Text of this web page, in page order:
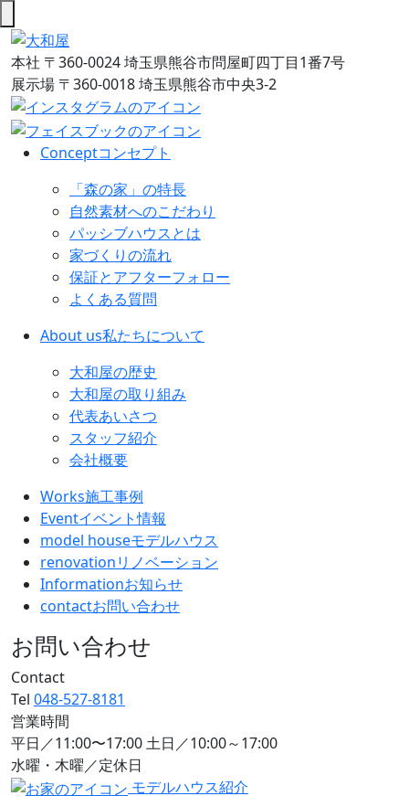
本社 〒360-0024 埼玉県熊谷市問屋町四丁目1番7号
展示場 〒360-0018 埼玉県熊谷市中央3-2
Conceptコンセプト
「森の家」の特長
自然素材へのこだわり
パッシブハウスとは
家づくりの流れ
保証とアフターフォロー
よくある質問
About us私たちについて
大和屋の歴史
大和屋の取り組み
代表あいさつ
スタッフ紹介
会社概要
Works施工事例
Eventイベント情報
model houseモデルハウス
renovationリノベーション
Informationお知らせ
contactお問い合わせ
お問い合わせ
Contact
Tel 048-527-8181
営業時間
平日／11:00〜17:00 土日／10:00～17:00
水曜・木曜／定休日
モデルハウス紹介